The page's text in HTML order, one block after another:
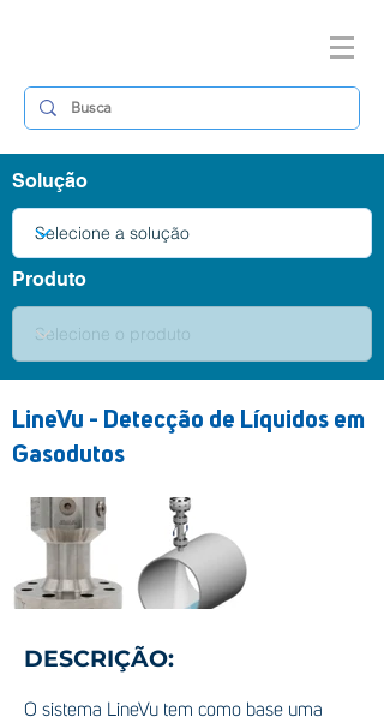
Solução
Produto
LineVu - Detecção de Líquidos em
Gasodutos
DESCRIÇÃO:
O sistema LineVu tem como base uma